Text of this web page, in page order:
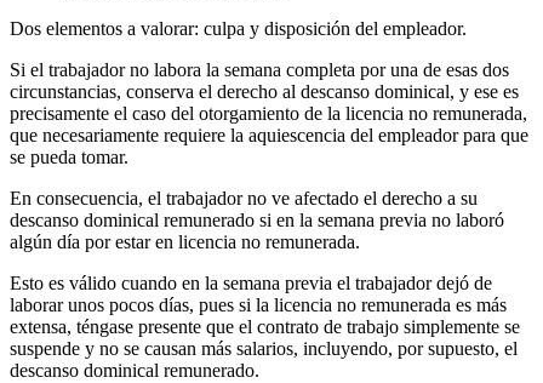
Dos elementos a valorar: culpa y disposición del empleador.
Si el trabajador no labora la semana completa por una de esas dos
circunstancias, conserva el derecho al descanso dominical, y ese es
precisamente el caso del otorgamiento de la licencia no remunerada,
que necesariamente requiere la aquiescencia del empleador para que
se pueda tomar.
En consecuencia, el trabajador no ve afectado el derecho a su
descanso dominical remunerado si en la semana previa no laboró
algún día por estar en licencia no remunerada.
Esto es válido cuando en la semana previa el trabajador dejó de
laborar unos pocos días, pues si la licencia no remunerada es más
extensa, téngase presente que el contrato de trabajo simplemente se
suspende y no se causan más salarios, incluyendo, por supuesto, el
descanso dominical remunerado.